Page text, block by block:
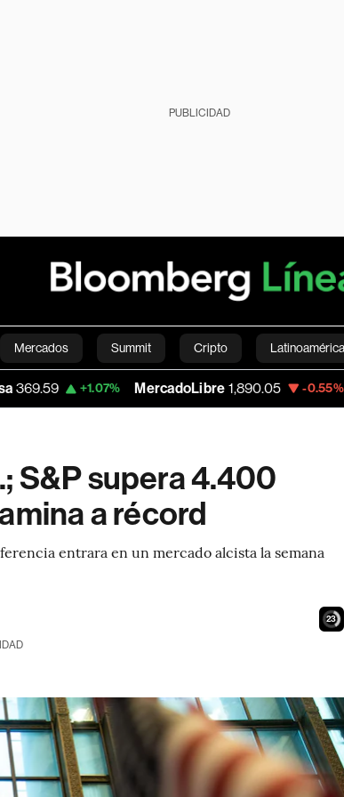
PUBLICIDAD
Mercados Summit Cripto Latinoamérica
Economía Estilo de vida Mundo
MercadoLibre 1,890.05 -0.55% Banco de
S&P supera 4.400
a récord
entrara en un mercado alcista la semana
21